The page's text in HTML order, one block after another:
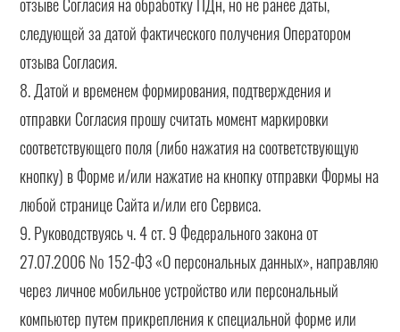
отзыве Согласия на обработку ПДн, но не ранее даты,
следующей за датой фактического получения Оператором
отзыва Согласия.
8. Датой и временем формирования, подтверждения и
отправки Согласия прошу считать момент маркировки
соответствующего поля (либо нажатия на соответствующую
кнопку) в Форме и/или нажатие на кнопку отправки Формы на
любой странице Сайта и/или его Сервиса.
9. Руководствуясь ч. 4 ст. 9 Федерального закона от
27.07.2006 № 152-ФЗ «О персональных данных», направляю
через личное мобильное устройство или персональный
компьютер путем прикрепления к специальной форме или